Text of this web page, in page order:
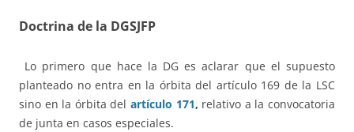
Doctrina de la DGSJFP
Lo primero que hace la DG es aclarar que el supuesto
planteado no entra en la órbita del artículo 169 de la LSC
sino en la órbita del artículo 171, relativo a la convocatoria
de junta en casos especiales.